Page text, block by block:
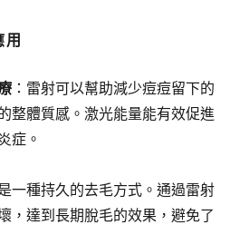
：雷射可以幫助減少痘痘留下的
整體質感。激光能量能有效促進
症。
一種持久的去毛方式。通過雷射
，達到長期脫毛的效果，避免了